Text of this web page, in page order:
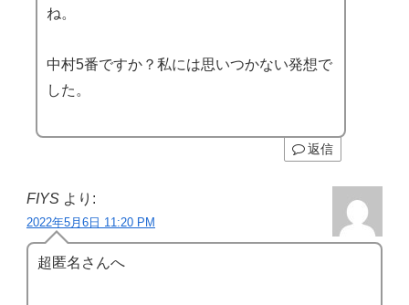
ね。
中村5番ですか？私には思いつかない発想で
した。
返信
FIYS より:
2022年5月6日 11:20 PM
超匿名さんへ